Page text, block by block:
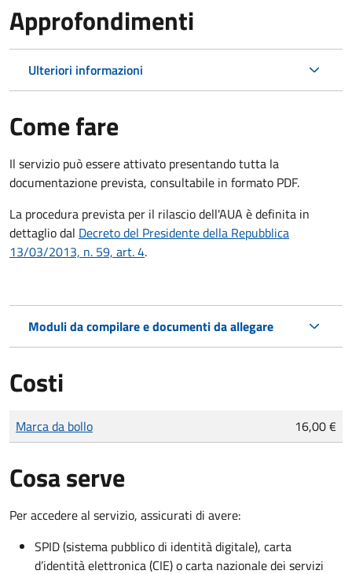
Approfondimenti
Ulteriori informazioni
Come fare
Il servizio può essere attivato presentando tutta la
documentazione prevista, consultabile in formato PDF.
La procedura prevista per il rilascio dell'AUA è definita in
dettaglio dal Decreto del Presidente della Repubblica
13/03/2013, n. 59, art. 4.
Moduli da compilare e documenti da allegare
Costi
Tipo di pagamento
Importo
Marca da bollo 16,00 €
Cosa serve
Per accedere al servizio, assicurati di avere:
SPID (sistema pubblico di identità digitale), carta
d’identità elettronica (CIE) o carta nazionale dei servizi